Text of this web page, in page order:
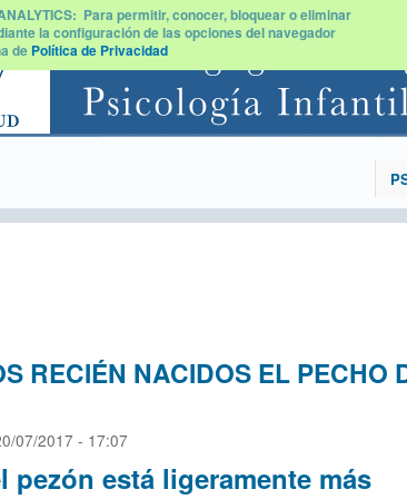
Para permitir, conocer, bloquear o eliminar
la configuración de las opciones del navegador
de Política de Privacidad
RECIÉN NACIDOS EL PECHO
07/2017 - 17:07
está ligeramente más